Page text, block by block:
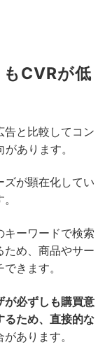
CVRが低
告と比較してコン
あります。
ズが顕在化してい
キーワードで検索
ため、商品やサー
きます。
が必ずしも購買意
るため、直接的な
があります。